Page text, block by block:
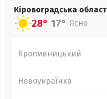
Кіровоградська
28° 17° Ясно
Кропивницький
Новоукраїнка